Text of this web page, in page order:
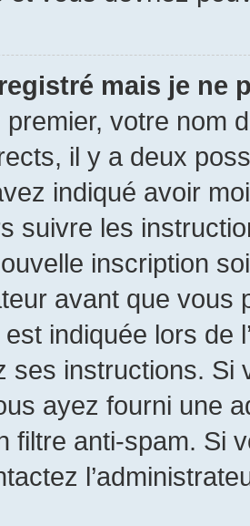
mais je ne
votre nom
il y a deux
indiqué avoir
suivre les
inscription
avant que
indiquée lors de
ses instructions. Si
ayez fourni une
filtre anti-spam. Si